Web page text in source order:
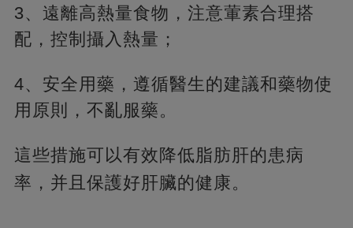
3、遠離高熱量食物，注意葷素合理搭
配，控制攝入熱量；
4、安全用藥，遵循醫生的建議和藥物使
用原則，不亂服藥。
這些措施可以有效降低脂肪肝的患病
率， 并且保護好肝臟的健康。